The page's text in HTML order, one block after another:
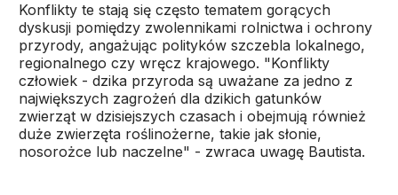
Konflikty te stają się często tematem gorących
dyskusji pomiędzy zwolennikami rolnictwa i ochrony
przyrody, angażując polityków szczebla lokalnego,
regionalnego czy wręcz krajowego. "Konflikty
człowiek - dzika przyroda są uważane za jedno z
największych zagrożeń dla dzikich gatunków
zwierząt w dzisiejszych czasach i obejmują również
duże zwierzęta roślinożerne, takie jak słonie,
nosorożce lub naczelne" - zwraca uwagę Bautista.